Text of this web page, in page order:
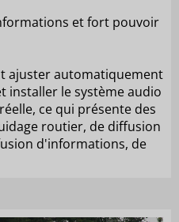
et fort pouvoir
ajuster automatiquement
installer le système audio
ce qui présente des
routier, de diffusion
d'informations, de